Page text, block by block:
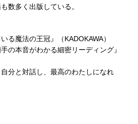
数多く出版している。
る魔法の王冠』（KADOKAWA）
の本音がわかる細密リーディング』
分と対話し、最高のわたしになれ